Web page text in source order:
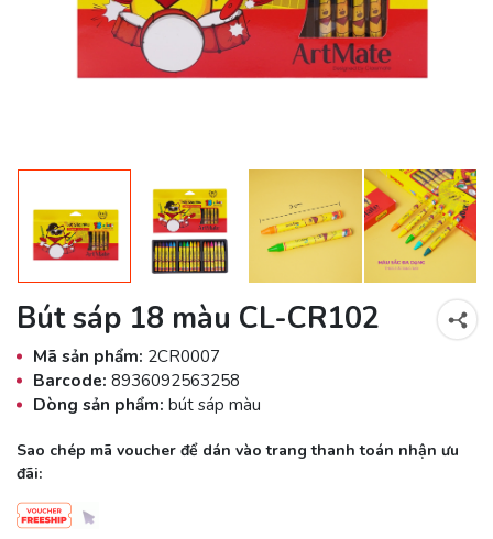
Bút sáp 18 màu CL-CR102
Mã sản phẩm: 2CR0007
Barcode: 8936092563258
Dòng sản phẩm: bút sáp màu
Sao chép mã voucher để dán vào trang thanh toán nhận ưu
đãi: